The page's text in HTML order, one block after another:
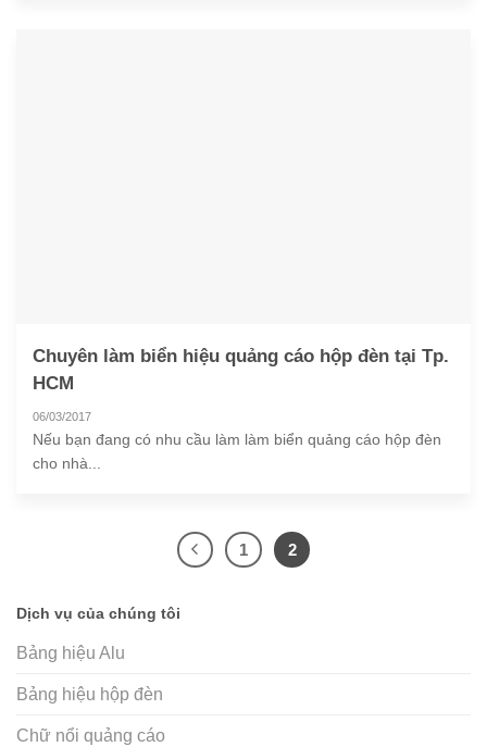
Chuyên làm biển hiệu quảng cáo hộp đèn tại Tp.
HCM
06/03/2017
Nếu bạn đang có nhu cầu làm làm biển quảng cáo hộp đèn
cho nhà...
1 2
Dịch vụ của chúng tôi
Bảng hiệu Alu
Bảng hiệu hộp đèn
Chữ nổi quảng cáo